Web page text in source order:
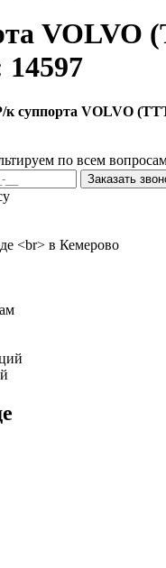
VOLVO
к суппорта VOLVO
по всем
Заказать